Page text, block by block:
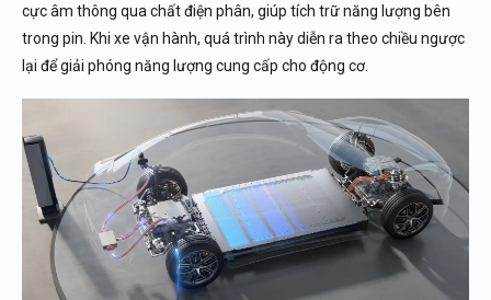
cực âm thông qua chất điện phân, giúp tích trữ năng lượng bên
trong pin. Khi xe vận hành, quá trình này diễn ra theo chiều ngược
lại để giải phóng năng lượng cung cấp cho động cơ.